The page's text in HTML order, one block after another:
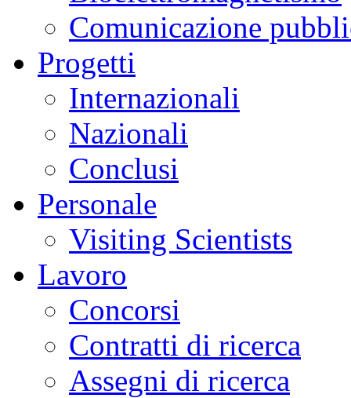
Comunicazione
Progetti
Internazionali
Nazionali
Conclusi
Personale
Visiting Scientists
Lavoro
Concorsi
Contratti di ricerca
Assegni di ricerca